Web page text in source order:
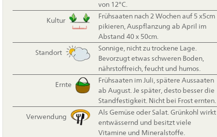
von 12°C.
Kultur
Frühsaaten nach 2 Wochen auf 5 x5cm
pikieren, Auspflanzung ab April im
Abstand 40 x 50cm.
Standort
Sonnige, nicht zu trockene Lage.
Bevorzugt etwas schweren Boden,
nährstoffreich, feucht und humos.
Ernte
Frühsaaten im Juli, spätere Aussaaten
ab August. Je später, desto besser die
Standfestigkeit. Nicht bei Frost ernten.
Verwendung
Als Gemüse oder Salat. Grünkohl wirkt
entwässernd und besitzt viele
Vitamine und Mineralstoffe.